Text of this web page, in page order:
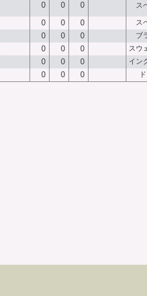
0 0 0 ス
0 0 0 ス
0 0 0 ブ
0 0 0 スウ
0 0 0 イン
0 0 0